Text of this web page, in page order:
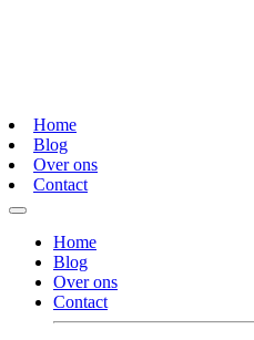
Home
Blog
Over ons
Contact
Home
Blog
Over ons
Contact